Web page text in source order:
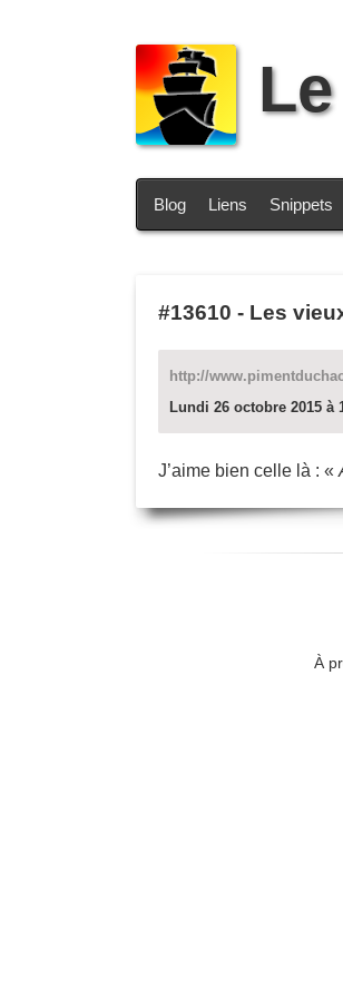
Blog Liens Snippets
#13610 - Les
http://
Lundi 26 octobre 2015 à
J’aime bien celle là : «
À